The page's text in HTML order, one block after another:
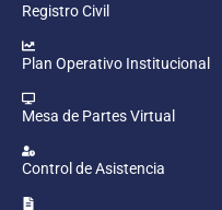
Registro Civil
Plan Operativo Institucional
Mesa de Partes Virtual
Control de Asistencia